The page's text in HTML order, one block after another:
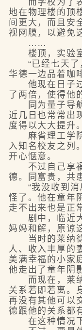
而学校为了表
地在物理楼的顶
间更大，而且安
视网膜，以避免
……
楼顶，实验室
“已经七天了
华德一边品着咖
他现在日子过
了两倍，使得他
同为量子导航
近几日也常常出
度得以大大提升。
麻省理工学院
入知名校友之列
开心惬意。
不过自己享福
德。同富贵，共
“我没收到消
怪了。他在童年
走不出来也是正
剧中，临近大
妈妈和解，原谅
当时的莱纳德
人、收入丰厚的
美满幸福的小家
他走出了童年阴
而现在，莱纳
关系若即若离。
再没有其他可以
德跟他的关系都
在这种情况下